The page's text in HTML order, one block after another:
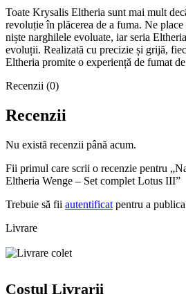
Toate Krysalis Eltheria sunt mai mult
revoluție în plăcerea de a fuma. Ne place
niște narghilele evoluate, iar seria
evoluții. Realizată cu precizie și grijă,
Eltheria promite o experiență de fumat
Recenzii (0)
Recenzii
Nu există recenzii până acum.
Fii primul care scrii o recenzie pentru
Eltheria Wenge – Set complet Lotus III”
Trebuie să fii autentificat pentru a
Livrare
Costul Livrarii